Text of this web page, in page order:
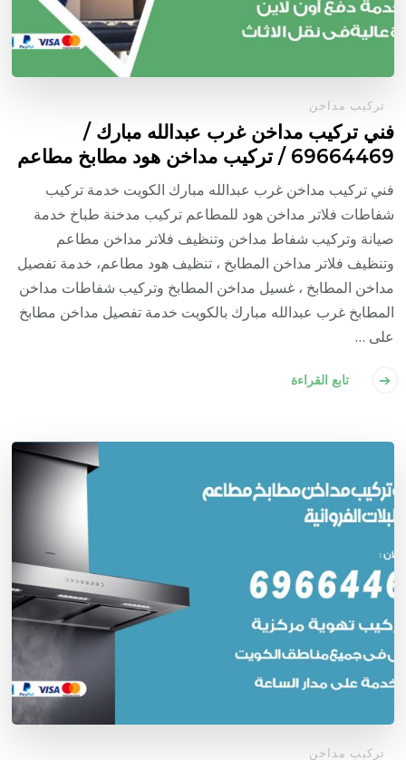
تركيب مداخن
فني تركيب مداخن غرب عبدالله مبارك /
69664469 / تركيب مداخن هود مطابخ مطاعم
فني تركيب مداخن غرب عبدالله مبارك الكويت خدمة تركيب
شفاطات فلاتر مداخن هود للمطاعم تركيب مدخنة طباخ خدمة
صيانة وتركيب شفاط مداخن وتنظيف فلاتر مداخن مطاعم
وتنظيف فلاتر مداخن المطابخ ، تنظيف هود مطاعم، خدمة تفصيل
مداخن المطابخ ، غسيل مداخن المطابخ وتركيب شفاطات مداخن
المطابخ غرب عبدالله مبارك بالكويت خدمة تفصيل مداخن مطابخ
على …
تابع القراءة
تركيب مداخن